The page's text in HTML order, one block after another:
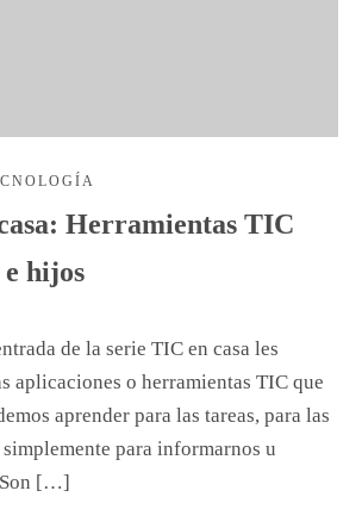
Herramientas TIC
hijos
de la serie TIC en casa les
aplicaciones o herramientas TIC que
aprender para las tareas, para las
para informarnos u
Son […]